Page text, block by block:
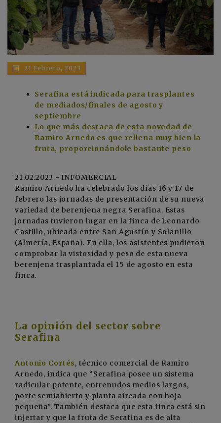
21 Febrero, 2023
Serafina está indicada para trasplantes
de mediados/finales de agosto y
septiembre
Lo que más destaca de esta novedad de
Ramiro Arnedo es que rellena muy bien la
fruta, proporcionándole bastante peso
21.02.2023 - INFOMERCIAL
Ramiro Arnedo ha celebrado los días 16 y 17 de
febrero las jornadas de presentación de su nueva
variedad de berenjena negra Serafina. Estas
jornadas tuvieron lugar en la finca de Leonardo
Castillo, ubicada entre San Agustín y Solanillo
(Almería, España). En ella, los asistentes pudieron
comprobar la vistosidad y peso de esta nueva
berenjena trasplantada el 15 de agosto en esta
finca.
La opinión del sector sobre
Serafina
Antonio Cortés, técnico comercial de Ramiro
Arnedo, indica que “Serafina posee un sistema
radicular potente, entrenudos medios largos,
porte semiabierto y planta aireada con hoja
pequeña”. También destaca que esta finca está sin
injertar y que la fruta de Serafina es de alta